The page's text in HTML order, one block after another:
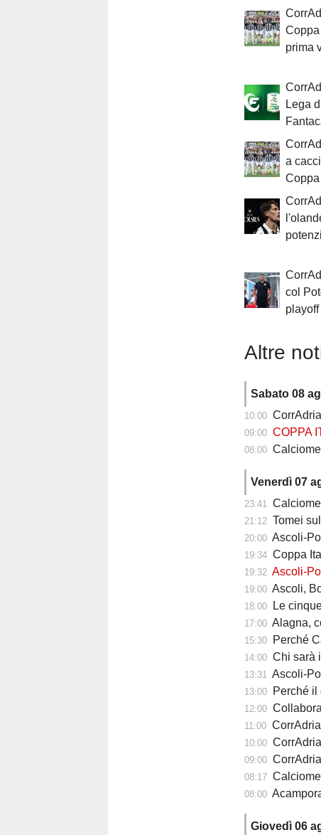
prima
Lega
a
col
playoff
Altre
Sabato 08
10:00
09:00 COPPA
08:00
Venerdì 07
23:41
21:12 Tomei
20:00 Ascoli-
19:34 Coppa
19:32 Ascoli-
19:00 Ascoli, Bolsius
18:00 Le cinque
17:00 Alagna,
15:30 Perché Carlo
14:00 Chi sarà il
13:31 Ascoli-
13:00 Perché il
12:00
11:00
10:00
09:00
08:17
08:00 Acampora
Giovedì 06